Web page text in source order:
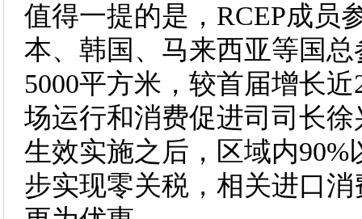
值得一提的是，RCEP成员
本、韩国、马来西亚等国
5000平方米，较首届增长
场运行和消费促进司司长徐
生效实施之后，区域内90%
步实现零关税，相关进口